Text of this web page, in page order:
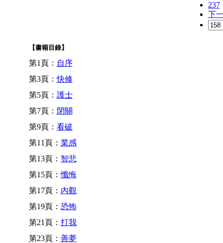
237
下
【書籍目錄】
第1頁： 自序
第3頁：快修
第5頁： 護士
第7頁： 閉關
第9頁： 看破
第11頁： 業感
第13頁： 智悲
第15頁：懺悔
第17頁： 內觀
第19頁： 恐怖
第21頁： 打我
第23頁： 善夢